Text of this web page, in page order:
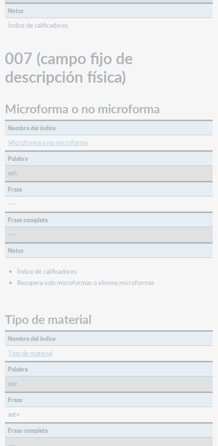
Notas
Índice de calificadores.
007 (campo fijo de
descripción física)
Microforma o no microforma
Nombre del índice
Microforma o no microforma
Palabra
mf:
Frase
---
Frase completa
---
Notas
Índice de calificadores
Recupera solo microformas o elimina microformas
Tipo de material
Nombre del índice
Tipo de material
Palabra
mt:
Frase
mt=
Frase completa